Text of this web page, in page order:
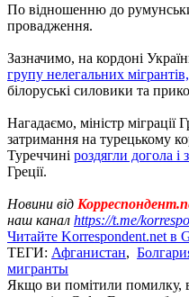
По відношенню до
провадження.
Зазначимо, на кордоні
групу нелегальних мігрантів,
білоруські силовики та
Нагадаємо, міністр міграції
затримання на турецькому
Туреччині роздягли догола
Греції.
Новини від
наш канал https://t.me/
Читайте Korrespondent.net в
ТЕГИ: Афганистан,
мигранты
Якщо ви помітили помилку,